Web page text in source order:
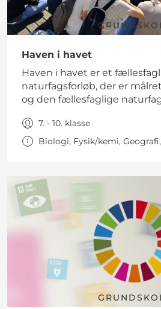
Haven i havet
Haven i havet er et
naturfagsforløb, der er
og den fællesfaglige
7. - 10. klasse
Biologi, Fysik/kemi,